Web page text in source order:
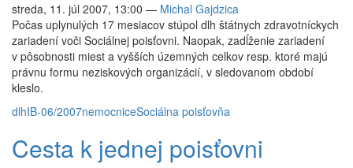
streda, 11. júl 2007, 13:00 — Michal Gajdzica
Počas uplynulých 17 mesiacov stúpol dlh štátnych zdravotníckych
zariadení voči Sociálnej poisťovni. Naopak, zadĺženie zariadení
v pôsobnosti miest a vyšších územných celkov resp. ktoré majú
právnu formu neziskových organizácií, v sledovanom období
kleslo.
dlhIB-06/2007nemocniceSociálna poisťovňa
Cesta k jednej poisťovni